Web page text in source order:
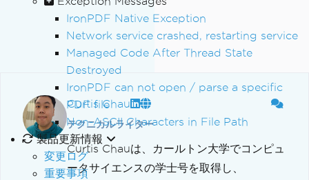
IronPDF Native Exception
Network service crashed, restarting service
Managed Code After Thread State
Destroyed
IronPDF can not open / parse a specific
PDF file
Non-ASCII Characters in File Path
製品更新情報
変更ログ
重要事項
Curtis Chau
テクニカルライター
Curtis Chauは、カールトン大学でコンピュ
ータサイエンスの学士号を取得し、